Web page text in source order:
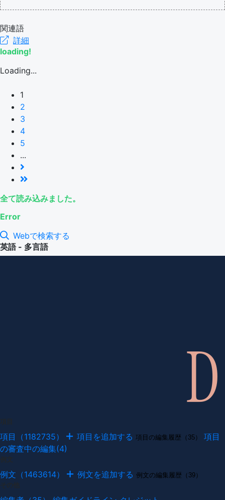
関連語
詳細
loading!
Loading...
1
2
3
4
5
...
全て読み込みました。
Error
Webで検索する
英語 - 多言語
項目（1182735） 項目を追加する 項目の編集履歴（35）
項目
の審査中の編集(4)
例文（1463614） 例文を追加する 例文の編集履歴（39）